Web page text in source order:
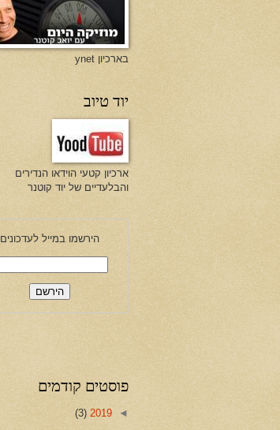
בארכיון ynet
יוד טיוב
ארכיון קטעי הוידאו הנדירים
והבלעדיים של יוד קוטנר
הירשמו במייל לעדכונים
פוסטים קודמים
◄
2019
(3)